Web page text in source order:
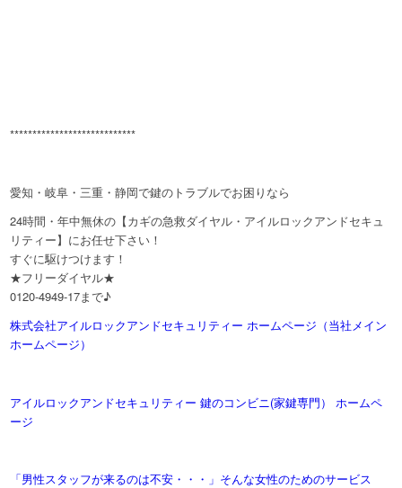
****************************
愛知・岐阜・三重・静岡で鍵のトラブルでお困りなら
24時間・年中無休の【カギの急救ダイヤル・アイルロックアンドセキュ
リティー】にお任せ下さい！
すぐに駆けつけます！
★フリーダイヤル★
0120-4949-17まで♪
株式会社アイルロックアンドセキュリティー ホームページ（当社メイン
ホームページ）
アイルロックアンドセキュリティー 鍵のコンビニ(家鍵専門） ホームペ
ージ
「男性スタッフが来るのは不安・・・」そんな女性のためのサービス